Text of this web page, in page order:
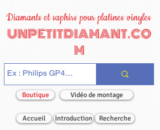
Diamants et saphirs pour platines vinyles
UNPETITDIAMANT.CO
M
Boutique Vidéo de montage
Accueil Introduction Recherche